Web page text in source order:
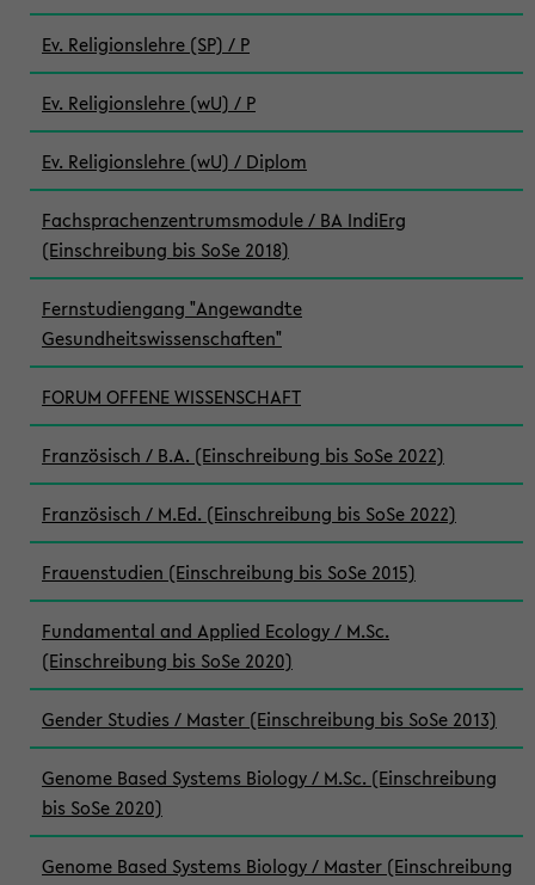
Ev. Religionslehre (SP) / P
Ev. Religionslehre (wU) / P
Ev. Religionslehre (wU) / Diplom
Fachsprachenzentrumsmodule / BA IndiErg
(Einschreibung bis SoSe 2018)
Fernstudiengang "Angewandte
Gesundheitswissenschaften"
FORUM OFFENE WISSENSCHAFT
Französisch / B.A. (Einschreibung bis SoSe 2022)
Französisch / M.Ed. (Einschreibung bis SoSe 2022)
Frauenstudien (Einschreibung bis SoSe 2015)
Fundamental and Applied Ecology / M.Sc.
(Einschreibung bis SoSe 2020)
Gender Studies / Master (Einschreibung bis SoSe 2013)
Genome Based Systems Biology / M.Sc. (Einschreibung
bis SoSe 2020)
Genome Based Systems Biology / Master (Einschreibung